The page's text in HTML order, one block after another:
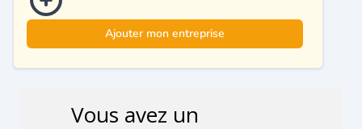
Ajouter mon entreprise